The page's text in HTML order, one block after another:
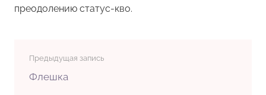
преодолению статус-кво.
Предыдущая запись
Флешка